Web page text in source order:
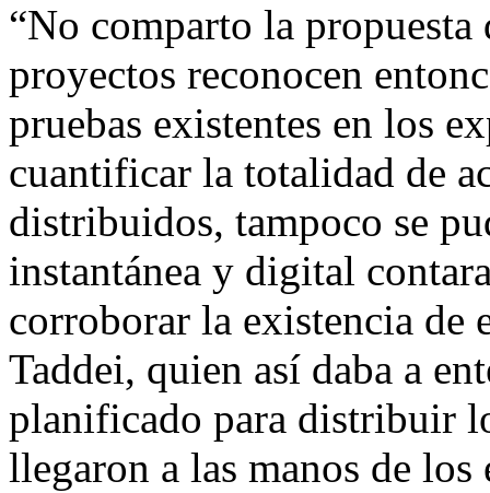
“No comparto la
proyectos reconocen
pruebas existentes en los
cuantificar la totalidad de
distribuidos, tampoco se
instantánea y digital
corroborar la existencia de
Taddei, quien así daba a
planificado para distribuir
llegaron a las manos de